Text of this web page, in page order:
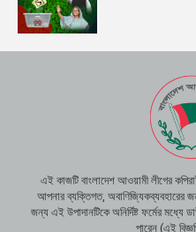
এই কাজটি বাংলাদেশ আওয়ামী লীগের
আপনার ব্যক্তিগত, অবাণিজ্যিকব্যবহারের
জন্য এই উপাদানটিকে অনির্দিষ্ট ফর্মের
পারেন (এই